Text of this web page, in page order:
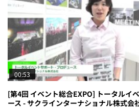
00:53
[第4回 イベント総合EXPO] トータルイ
ース - サクラインターナショナル株式会